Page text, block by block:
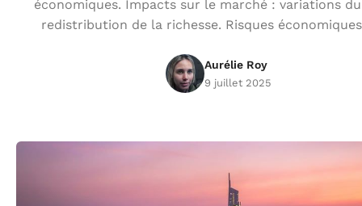
économiques. Impacts sur le marché : variations
redistribution de la richesse. Risques
Aurélie Roy
9 juillet 2025